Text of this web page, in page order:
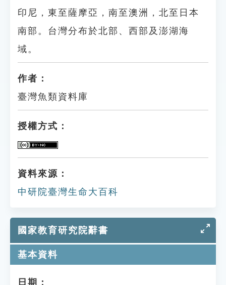
印尼，東至薩摩亞，南至澳洲，北至日本
南部。台灣分布於北部、西部及澎湖海
域。
作者：
臺灣魚類資料庫
授權方式：
資料來源：
中研院臺灣生命大百科
國家教育研究院辭書
基本資料
日期：